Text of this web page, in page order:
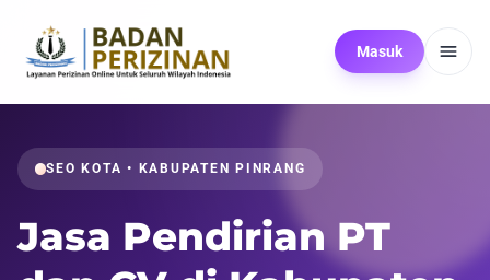
Masuk
SEO KOTA • KABUPATEN PINRANG
Jasa Pendirian PT